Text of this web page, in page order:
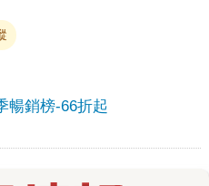
暢銷榜-66折起